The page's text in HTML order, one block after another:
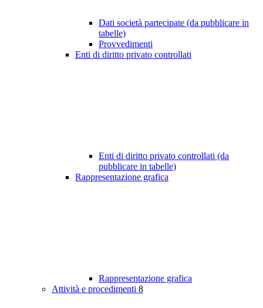
Dati società partecipate (da pubblicare in
tabelle)
Provvedimenti
Enti di diritto privato controllati
Enti di diritto privato controllati (da
pubblicare in tabelle)
Rappresentazione grafica
Rappresentazione grafica
Attività e procedimenti 8